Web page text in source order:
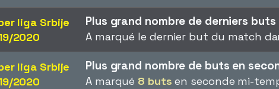
liga Srbije
2020
Plus grand nombre de derniers buts
A marqué le dernier but du match
liga Srbije
2020
Plus grand nombre de buts en
A marqué 8 buts en seconde mi-